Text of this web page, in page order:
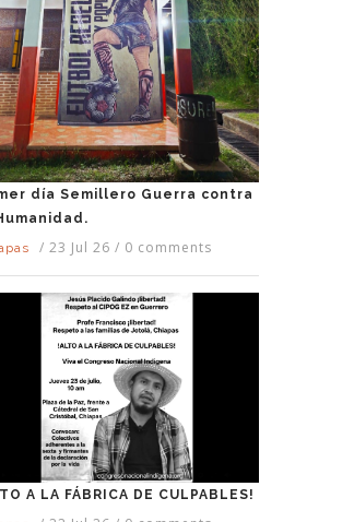
día Semillero Guerra contra
/ 23 Jul 26 / 0 comments
A LA FÁBRICA DE CULPABLES!